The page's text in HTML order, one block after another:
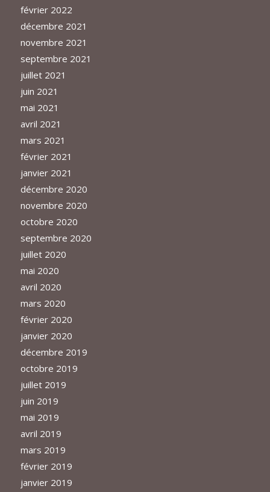
février 2022
décembre 2021
novembre 2021
septembre 2021
juillet 2021
juin 2021
mai 2021
avril 2021
mars 2021
février 2021
janvier 2021
décembre 2020
novembre 2020
octobre 2020
septembre 2020
juillet 2020
mai 2020
avril 2020
mars 2020
février 2020
janvier 2020
décembre 2019
octobre 2019
juillet 2019
juin 2019
mai 2019
avril 2019
mars 2019
février 2019
janvier 2019